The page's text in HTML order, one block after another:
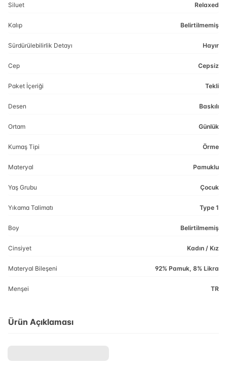
Siluet Relaxed
Kalıp Belirtilmemiş
Sürdürülebilirlik Detayı Hayır
Cep Cepsiz
Paket İçeriği Tekli
Desen Baskılı
Ortam Günlük
Kumaş Tipi Örme
Materyal Pamuklu
Yaş Grubu Çocuk
Yıkama Talimatı Type 1
Boy Belirtilmemiş
Cinsiyet Kadın / Kız
Materyal Bileşeni 92% Pamuk, 8% Likra
Menşei TR
Ürün Açıklaması